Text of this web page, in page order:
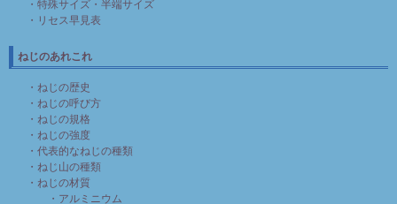
・特殊サイズ・半端サイズ
・リセス早見表
ねじのあれこれ
・ねじの歴史
・ねじの呼び方
・ねじの規格
・ねじの強度
・代表的なねじの種類
・ねじ山の種類
・ねじの材質
・アルミニウム